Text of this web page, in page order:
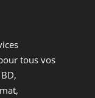
tous vos